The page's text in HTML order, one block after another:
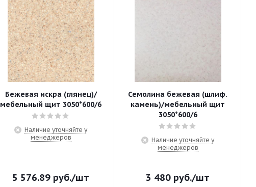
Бежевая искра (глянец)/
мебельный щит 3050*600/6
Наличие уточняйте у
менеджеров
5 576.89 руб./шт
Семолина бежевая (шлиф.
камень)/мебельный щит
3050*600/6
Наличие уточняйте у
менеджеров
3 480 руб./шт